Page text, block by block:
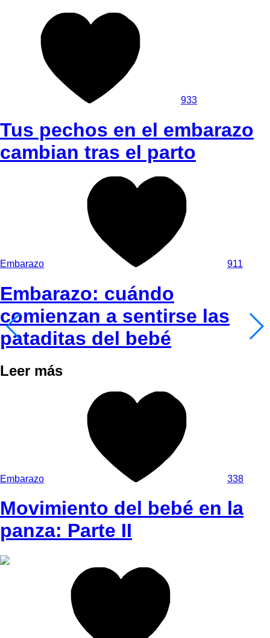
933
Tus pechos en el embarazo
cambian tras el parto
Embarazo 911
Embarazo: cuándo
comienzan a sentirse las
pataditas del bebé
Leer más
Embarazo 338
Movimiento del bebé en la
panza: Parte II